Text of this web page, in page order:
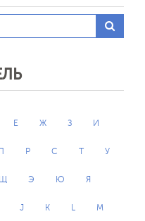
Е Ж З И
П Р С Т У
Щ Э Ю Я
J K L M